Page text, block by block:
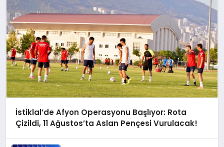
İstiklal’de Afyon Operasyonu Başlıyor: Rota
Çizildi, 11 Ağustos’ta Aslan Pençesi Vurulacak!